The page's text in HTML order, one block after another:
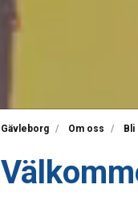
Gävleborg Om oss Bli